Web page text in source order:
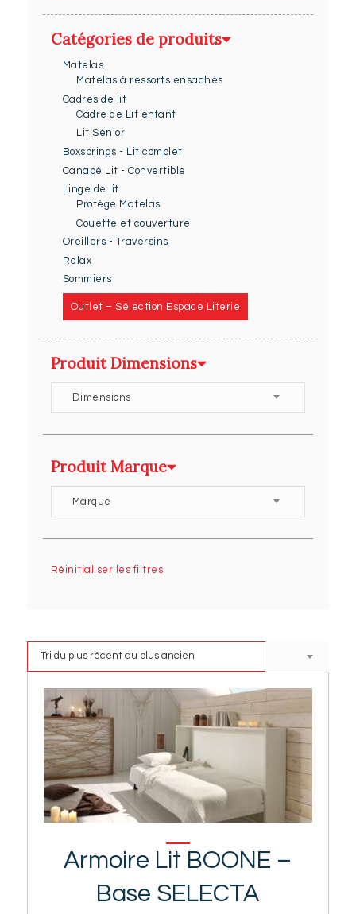
Armoire Lit BOONE –
Base SELECTA
Catégories de produits
Matelas
Matelas à ressorts ensachés
Cadres de lit
Cadre de Lit enfant
Lit Sénior
Boxsprings - Lit complet
Canapé Lit - Convertible
Linge de lit
Protège Matelas
Couette et couverture
Oreillers - Traversins
Relax
Sommiers
Outlet – Sélection Espace Literie
Produit Dimensions
Dimensions
Produit Marque
Marque
Réinitialiser les filtres